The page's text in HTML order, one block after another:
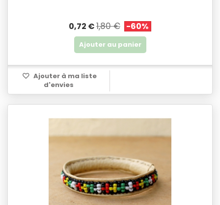
0,72 €1,80 € -60%
Ajouter au panier
Ajouter à ma liste
d'envies